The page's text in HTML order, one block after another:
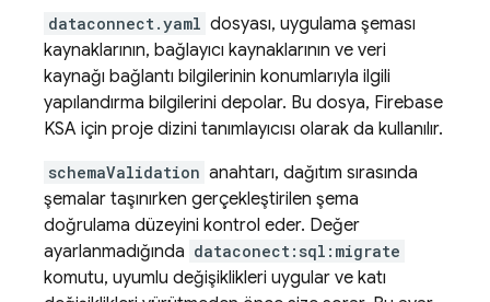
dataconnect.yaml dosyası, uygulama şeması
kaynaklarının, bağlayıcı kaynaklarının ve veri
kaynağı bağlantı bilgilerinin konumlarıyla ilgili
yapılandırma bilgilerini depolar. Bu dosya, Firebase
KSA için proje dizini tanımlayıcısı olarak da kullanılır.
schemaValidation anahtarı, dağıtım sırasında
şemalar taşınırken gerçekleştirilen şema
doğrulama düzeyini kontrol eder. Değer
ayarlanmadığında dataconect:sql:migrate
komutu, uyumlu değişiklikleri uygular ve katı